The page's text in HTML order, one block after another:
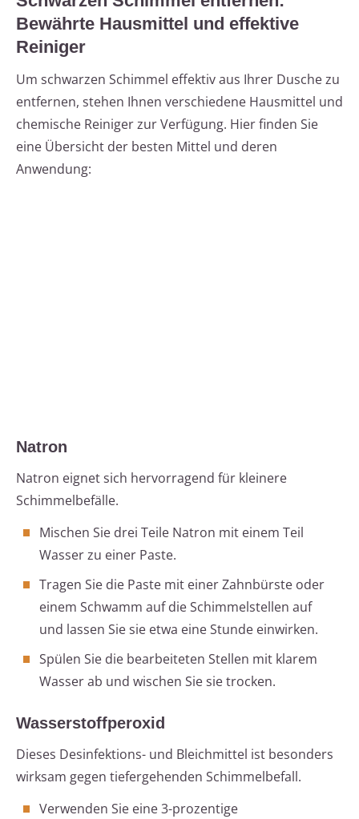
Bewährte Hausmittel und effektive
Reiniger
Um schwarzen Schimmel effektiv aus Ihrer Dusche zu
entfernen, stehen Ihnen verschiedene Hausmittel und
chemische Reiniger zur Verfügung. Hier finden Sie
eine Übersicht der besten Mittel und deren
Anwendung:
Natron
Natron eignet sich hervorragend für kleinere
Schimmelbefälle.
Mischen Sie drei Teile Natron mit einem Teil
Wasser zu einer Paste.
Tragen Sie die Paste mit einer Zahnbürste oder
einem Schwamm auf die Schimmelstellen auf
und lassen Sie sie etwa eine Stunde einwirken.
Spülen Sie die bearbeiteten Stellen mit klarem
Wasser ab und wischen Sie sie trocken.
Wasserstoffperoxid
Dieses Desinfektions- und Bleichmittel ist besonders
wirksam gegen tiefergehenden Schimmelbefall.
Verwenden Sie eine 3-prozentige